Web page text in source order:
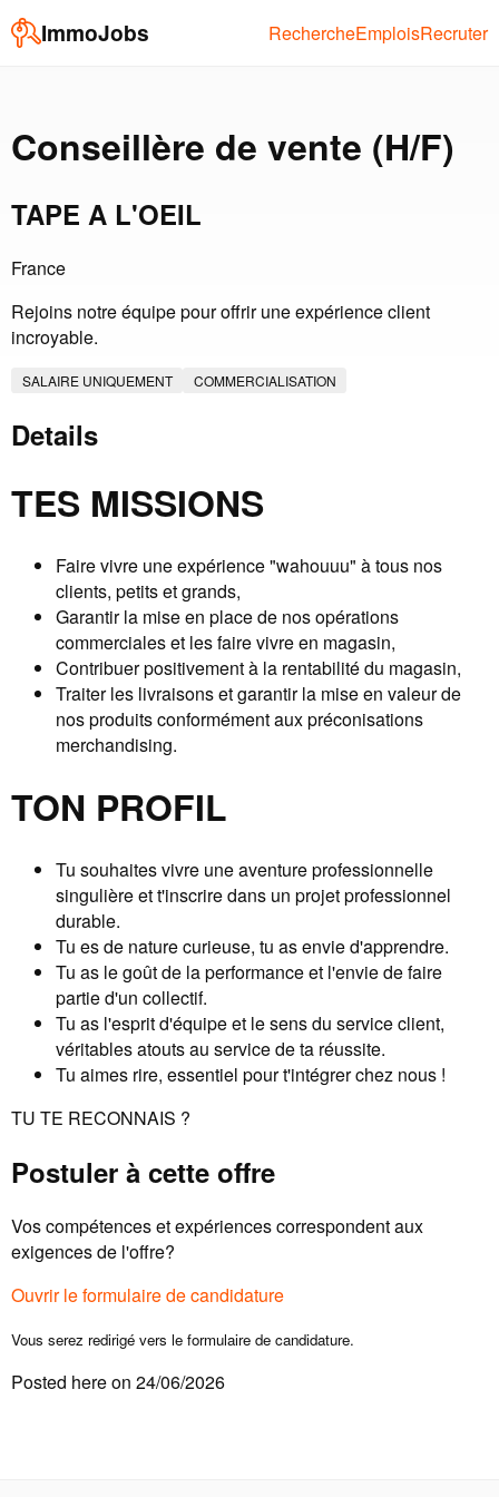
ImmoJobs RechercheEmploisRecruter
Conseillère de vente (H/F)
TAPE A L'OEIL
France
Rejoins notre équipe pour offrir une expérience client
incroyable.
SALAIRE UNIQUEMENT COMMERCIALISATION
Details
TES MISSIONS
Faire vivre une expérience "wahouuu" à tous nos
clients, petits et grands,
Garantir la mise en place de nos opérations
commerciales et les faire vivre en magasin,
Contribuer positivement à la rentabilité du magasin,
Traiter les livraisons et garantir la mise en valeur de
nos produits conformément aux préconisations
merchandising.
TON PROFIL
Tu souhaites vivre une aventure professionnelle
singulière et t'inscrire dans un projet professionnel
durable.
Tu es de nature curieuse, tu as envie d'apprendre.
Tu as le goût de la performance et l'envie de faire
partie d'un collectif.
Tu as l'esprit d'équipe et le sens du service client,
véritables atouts au service de ta réussite.
Tu aimes rire, essentiel pour t'intégrer chez nous !
TU TE RECONNAIS ?
Postuler à cette offre
Vos compétences et expériences correspondent aux
exigences de l'offre?
Ouvrir le formulaire de candidature
Vous serez redirigé vers le formulaire de candidature.
Posted here on 24/06/2026